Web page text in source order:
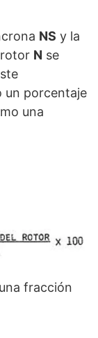
NS y la
N se
un porcentaje
una
fracción